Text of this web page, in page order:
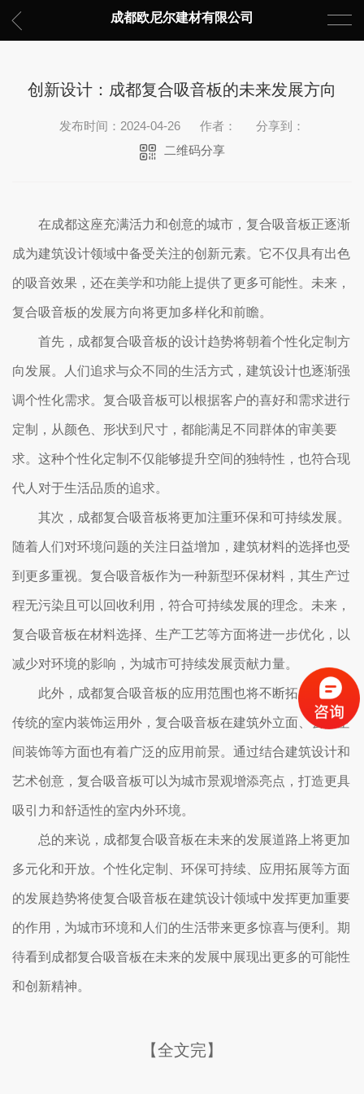
成都欧尼尔建材有限公司
创新设计：成都复合吸音板的未来发展方向
发布时间：2024-04-26 作者：
分享到：
二维码分享
在成都这座充满活力和创意的城市，复合吸音板正逐渐
成为建筑设计领域中备受关注的创新元素。它不仅具有出色
的吸音效果，还在美学和功能上提供了更多可能性。未来，
复合吸音板的发展方向将更加多样化和前瞻。
首先，成都复合吸音板的设计趋势将朝着个性化定制方
向发展。人们追求与众不同的生活方式，建筑设计也逐渐强
调个性化需求。复合吸音板可以根据客户的喜好和需求进行
定制，从颜色、形状到尺寸，都能满足不同群体的审美要
求。这种个性化定制不仅能够提升空间的独特性，也符合现
代人对于生活品质的追求。
其次，成都复合吸音板将更加注重环保和可持续发展。
随着人们对环境问题的关注日益增加，建筑材料的选择也受
到更多重视。复合吸音板作为一种新型环保材料，其生产过
程无污染且可以回收利用，符合可持续发展的理念。未来，
复合吸音板在材料选择、生产工艺等方面将进一步优化，以
减少对环境的影响，为城市可持续发展贡献力量。
此外，成都复合吸音板的应用范围也将不断拓展。除了
传统的室内装饰运用外，复合吸音板在建筑外立面、公共空
间装饰等方面也有着广泛的应用前景。通过结合建筑设计和
艺术创意，复合吸音板可以为城市景观增添亮点，打造更具
吸引力和舒适性的室内外环境。
总的来说，成都复合吸音板在未来的发展道路上将更加
多元化和开放。个性化定制、环保可持续、应用拓展等方面
的发展趋势将使复合吸音板在建筑设计领域中发挥更加重要
的作用，为城市环境和人们的生活带来更多惊喜与便利。期
待看到成都复合吸音板在未来的发展中展现出更多的可能性
和创新精神。
【全文完】